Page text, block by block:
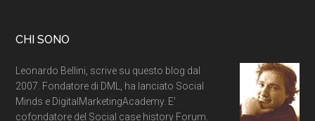
CHI SONO
Leonardo Bellini, scrive su questo blog dal
2007. Fondatore di DML, ha lanciato Social
Minds e DigitalMarketingAcademy. E'
cofondatore del Social case history Forum.